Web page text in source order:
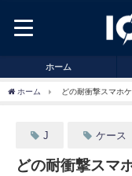
ホーム
ホーム どの耐衝撃スマホ
J ケース
どの耐衝撃スマ